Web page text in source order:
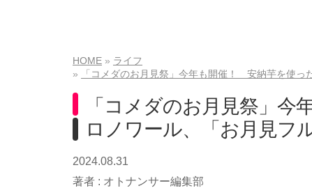
HOME
ライフ
「コメダのお月見祭」今年も開催！ 安納芋を使っ
「コメダのお月見祭」
ロノワール、「お月見フ
2024.08.31
著者 : オトナンサー編集部